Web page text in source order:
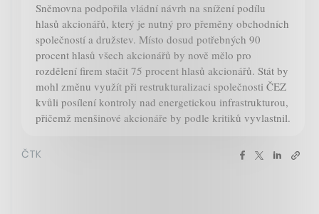
Sněmovna podpořila vládní návrh na snížení podílu
hlasů akcionářů, který je nutný pro přeměny obchodních
společností a družstev. Místo dosud potřebných 90
procent hlasů všech akcionářů by nově mělo pro
rozdělení firem stačit 75 procent hlasů akcionářů. Stát by
mohl změnu využít při restrukturalizaci společnosti ČEZ
kvůli posílení kontroly nad energetickou infrastrukturou,
přičemž menšinové akcionáře by podle kritiků vyvlastnil.
ČTK